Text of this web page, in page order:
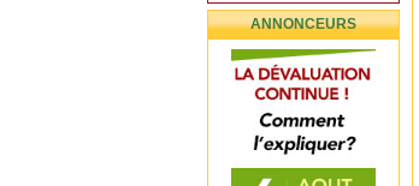
ANNONCEURS